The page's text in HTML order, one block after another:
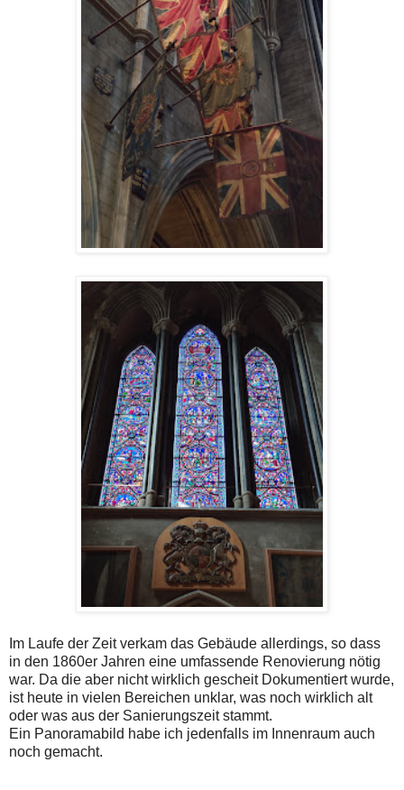
Im Laufe der Zeit verkam das Gebäude allerdings, so dass
in den 1860er Jahren eine umfassende Renovierung nötig
war. Da die aber nicht wirklich gescheit Dokumentiert wurde,
ist heute in vielen Bereichen unklar, was noch wirklich alt
oder was aus der Sanierungszeit stammt.
Ein Panoramabild habe ich jedenfalls im Innenraum auch
noch gemacht.